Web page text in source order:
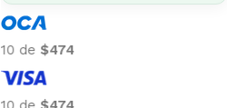
transferencia: $4.640
10 de$516